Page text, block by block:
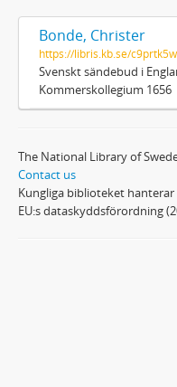
Bonde, Christer
https://libris.kb.se/
Svenskt sändebud i
Kommerskollegium 1656
The National Library of
Contact us
Kungliga biblioteket
EU:s dataskyddsförordning